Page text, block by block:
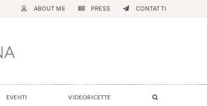
ABOUT ME PRESS CONTATTI
EVENTI VIDEORICETTE